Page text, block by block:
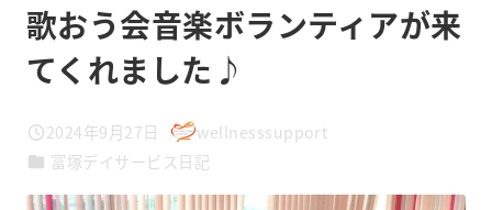
歌おう会音楽ボランティアが来
てくれました♪
投稿日
2024年9月27日
著
者
wellnesssupport
カテゴリー
富塚デイサービス日記